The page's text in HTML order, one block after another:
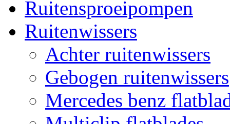
Ruitensproeipompen
Ruitenwissers
Achter ruitenwissers
Gebogen ruitenwissers
Mercedes benz